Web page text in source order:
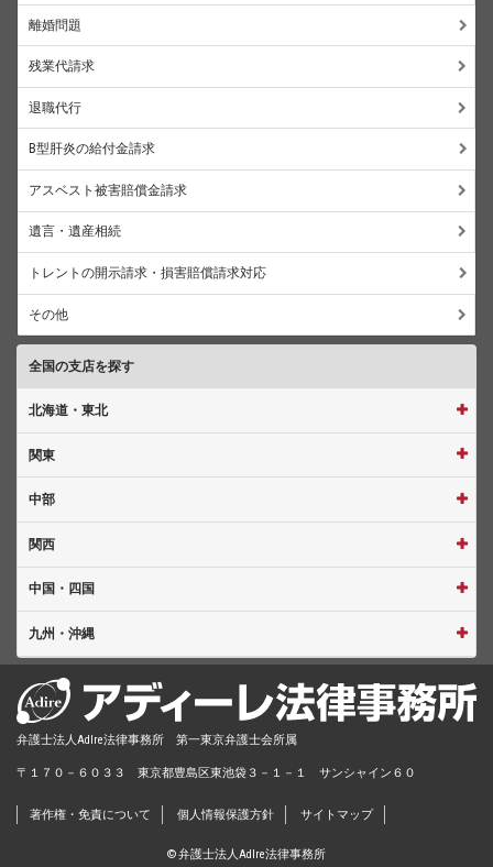
離婚問題
残業代請求
退職代行
B型肝炎の給付金請求
アスベスト被害賠償金請求
遺言・遺産相続
トレントの開示請求・損害賠償請求対応
その他
全国の支店を探す
北海道・東北
関東
中部
関西
中国・四国
九州・沖縄
弁護士法人AdIre法律事務所 第一東京弁護士会所属
〒１７０－６０３３ 東京都豊島区東池袋３－１－１ サンシャイン６０
著作権・免責について 個人情報保護方針 サイトマップ
© 弁護士法人AdIre法律事務所